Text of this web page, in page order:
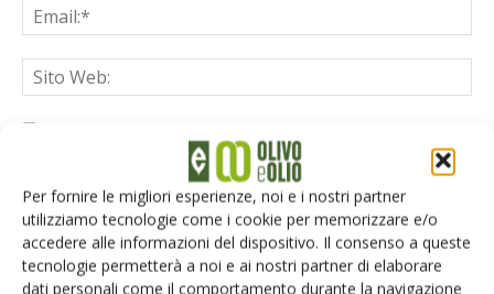
Per fornire le migliori esperienze, noi e i nostri partner
utilizziamo tecnologie come i cookie per memorizzare e/o
accedere alle informazioni del dispositivo. Il consenso a queste
tecnologie permetterà a noi e ai nostri partner di elaborare
dati personali come il comportamento durante la navigazione
prossima volta che commento.